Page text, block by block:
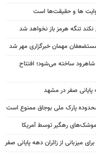
ها و حقیقت‌ها است
نکند تنگه هرمز باز نخواهد شد
مستضعفان مهمان خبرگزاری مهر شد
در ۱۵کیلومتری شاهرود ساخته می‌شود؛ افتتاح
پارک ملی بوجاق ممنوع است
موشک‌های رهگیر توسط آمریکا
میزبانی از زائران دهه پایانی صفر